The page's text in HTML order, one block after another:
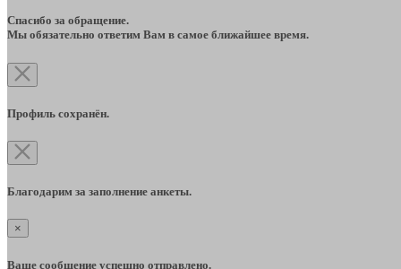
Спасибо за обращение.
Мы обязательно ответим Вам в самое ближайшее время.
Профиль сохранён.
Благодарим за заполнение анкеты.
×
Ваше сообщение успешно отправлено.